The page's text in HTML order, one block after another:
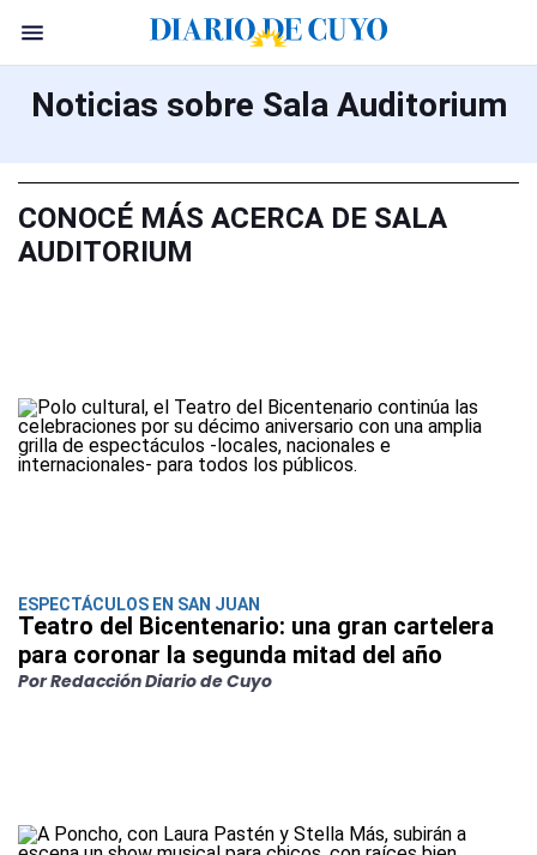
Noticias sobre Sala Auditorium
CONOCÉ MÁS ACERCA DE SALA
AUDITORIUM
ESPECTÁCULOS EN SAN JUAN
Teatro del Bicentenario: una gran cartelera
para coronar la segunda mitad del año
Por Redacción Diario de Cuyo